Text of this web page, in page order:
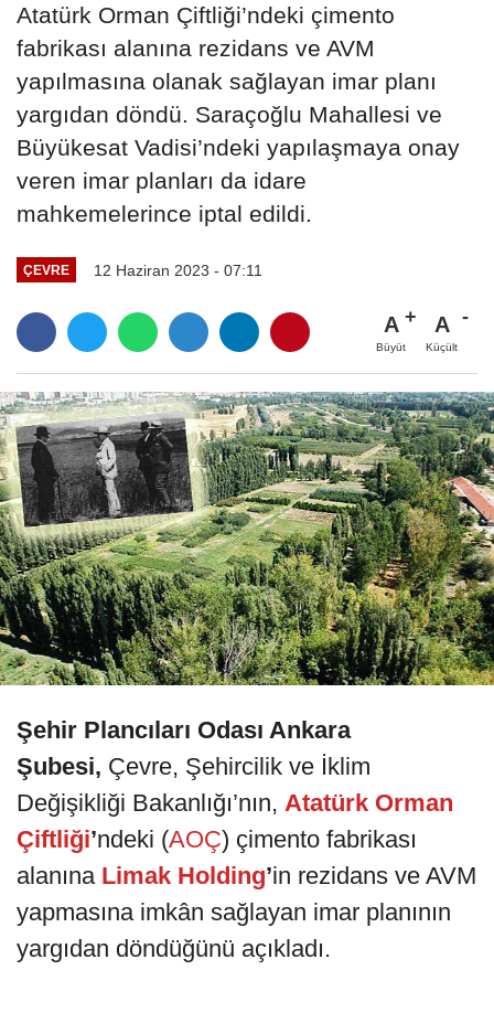
Atatürk Orman Çiftliği’ndeki çimento
fabrikası alanına rezidans ve AVM
yapılmasına olanak sağlayan imar planı
yargıdan döndü. Saraçoğlu Mahallesi ve
Büyükesat Vadisi’ndeki yapılaşmaya onay
veren imar planları da idare
mahkemelerince iptal edildi.
ÇEVRE 12 Haziran 2023 - 07:11
A
Büyüt
A
Küçült
Şehir Plancıları Odası Ankara
Şubesi, Çevre, Şehircilik ve İklim
Değişikliği Bakanlığı’nın, Atatürk Orman
Çiftliği’ndeki (AOÇ) çimento fabrikası
alanına Limak Holding’in rezidans ve AVM
yapmasına imkân sağlayan imar planının
yargıdan döndüğünü açıkladı.